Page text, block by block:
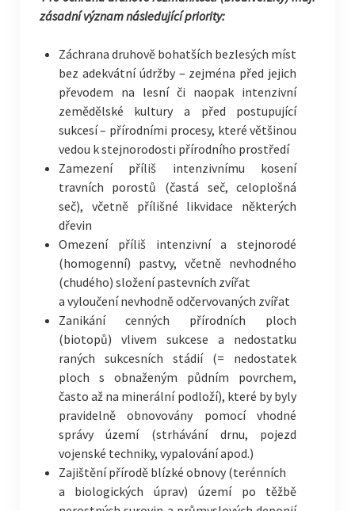
zásadní význam následující priority:
Záchrana druhově bohatších bezlesých míst
bez adekvátní údržby – zejména před jejich
převodem na lesní či naopak intenzivní
zemědělské kultury a před postupující
sukcesí – přírodními procesy, které většinou
vedou k stejnorodosti přírodního prostředí
Zamezení příliš intenzivnímu kosení
travních porostů (častá seč, celoplošná
seč), včetně přílišné likvidace některých
dřevin
Omezení příliš intenzivní a stejnorodé
(homogenní) pastvy, včetně nevhodného
(chudého) složení pastevních zvířat
a vyloučení nevhodně odčervovaných zvířat
Zanikání cenných přírodních ploch
(biotopů) vlivem sukcese a nedostatku
raných sukcesních stádií (= nedostatek
ploch s obnaženým půdním povrchem,
často až na minerální podloží), které by byly
pravidelně obnovovány pomocí vhodné
správy území (strhávání drnu, pojezd
vojenské techniky, vypalování apod.)
Zajištění přírodě blízké obnovy (terénních
a biologických úprav) území po těžbě